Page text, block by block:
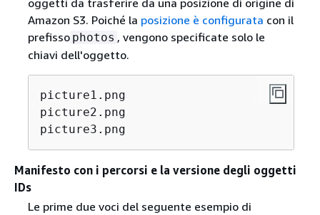
oggetti da trasferire da una posizione di origine di
Amazon S3. Poiché la posizione è configurata con il
prefisso photos , vengono specificate solo le
chiavi dell'oggetto.
picture1.png
picture2.png
picture3.png
Manifesto con i percorsi e la versione degli oggetti
IDs
Le prime due voci del seguente esempio di